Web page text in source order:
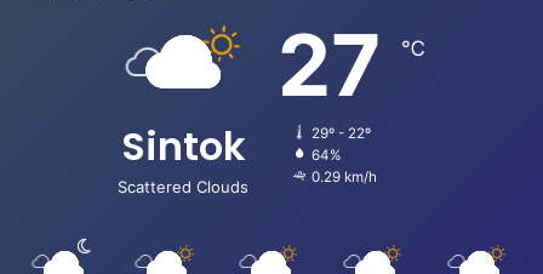
Sintok
Scattered Clouds
27 ℃
29º - 22º
64%
0.29 km/h